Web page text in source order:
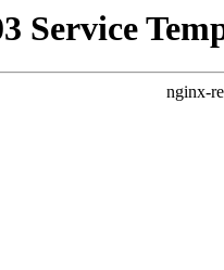
Service
nginx-